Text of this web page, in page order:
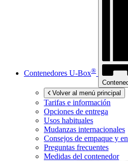
Contenedores U-Box®
Volver al menú principal
Tarifas e información
Opciones de entrega
Usos habituales
Mudanzas internacionales
Consejos de empaque y
Preguntas frecuentes
Medidas del contenedor